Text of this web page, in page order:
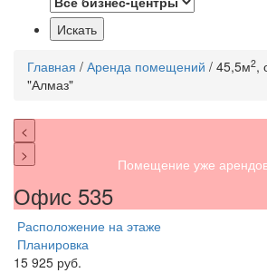
Главная / Аренда помещений / 45,5м2,
"Алмаз"
Помещение уже
<
>
Офис 535
Расположение на этаже
Планировка
15 925 руб.